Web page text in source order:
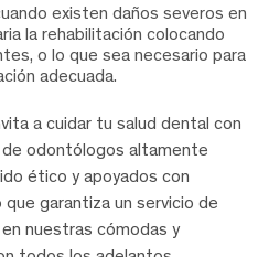
existen daños severos en
la rehabilitación colocando
o lo que sea necesario para
adecuada.
a cuidar tu salud dental con
odontólogos altamente
ético y apoyados con
garantiza un servicio de
nuestras cómodas y